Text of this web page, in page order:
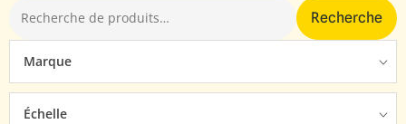
Recherche
Marque
Échelle